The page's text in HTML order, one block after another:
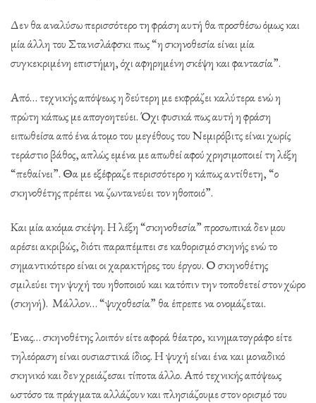
Δεν θα αναλύσω περισσότερο τη φράση αυτή θα προσθέσω όμως και
μία άλλη του Στανισλάφσκι πως “η σκηνοθεσία είναι μία
συγκεκριμένη επιστήμη, όχι αφηρημένη σκέψη και φαντασία”.
Από… τεχνικής απόψεως η δεύτερη με εκφράζει καλύτερα ενώ η
πρώτη κάπως με απογοητεύει. Όχι φυσικά πως αυτή η φράση
ειπωθείσα από ένα άτομο του μεγέθους του Νεμιρόβιτς είναι χωρίς
τεράστιο βάθος, απλώς εμένα με απωθεί αφού χρησιμοποιεί τη λέξη
“πεθαίνει”. Θα με εξέφραζε περισσότερο η κάπως αντίθετη, “ο
σκηνοθέτης πρέπει να ζωντανεύει τον ηθοποιό”.
Και μία ακόμα σκέψη. Η λέξη “σκηνοθεσία” προσωπικά δεν μου
αρέσει ακριβώς, διότι παραπέμπει σε καθορισμό σκηνής ενώ το
σημαντικότερο είναι οι χαρακτήρες του έργου. Ο σκηνοθέτης
σμιλεύει την ψυχή του ηθοποιού και κατόπιν την τοποθετεί στον χώρο
(σκηνή). Μάλλον… “ψυχοθεσία” θα έπρεπε να ονομάζεται.
Ένας… σκηνοθέτης λοιπόν είτε αφορά θέατρο, κινηματογράφο είτε
τηλεόραση είναι ουσιαστικά ίδιος. Η ψυχή είναι ένα και μοναδικό
σκηνικό και δεν χρειάζεσαι τίποτα άλλο. Από τεχνικής απόψεως
ωστόσο τα πράγματα αλλάζουν και πλησιάζουμε στον ορισμό του